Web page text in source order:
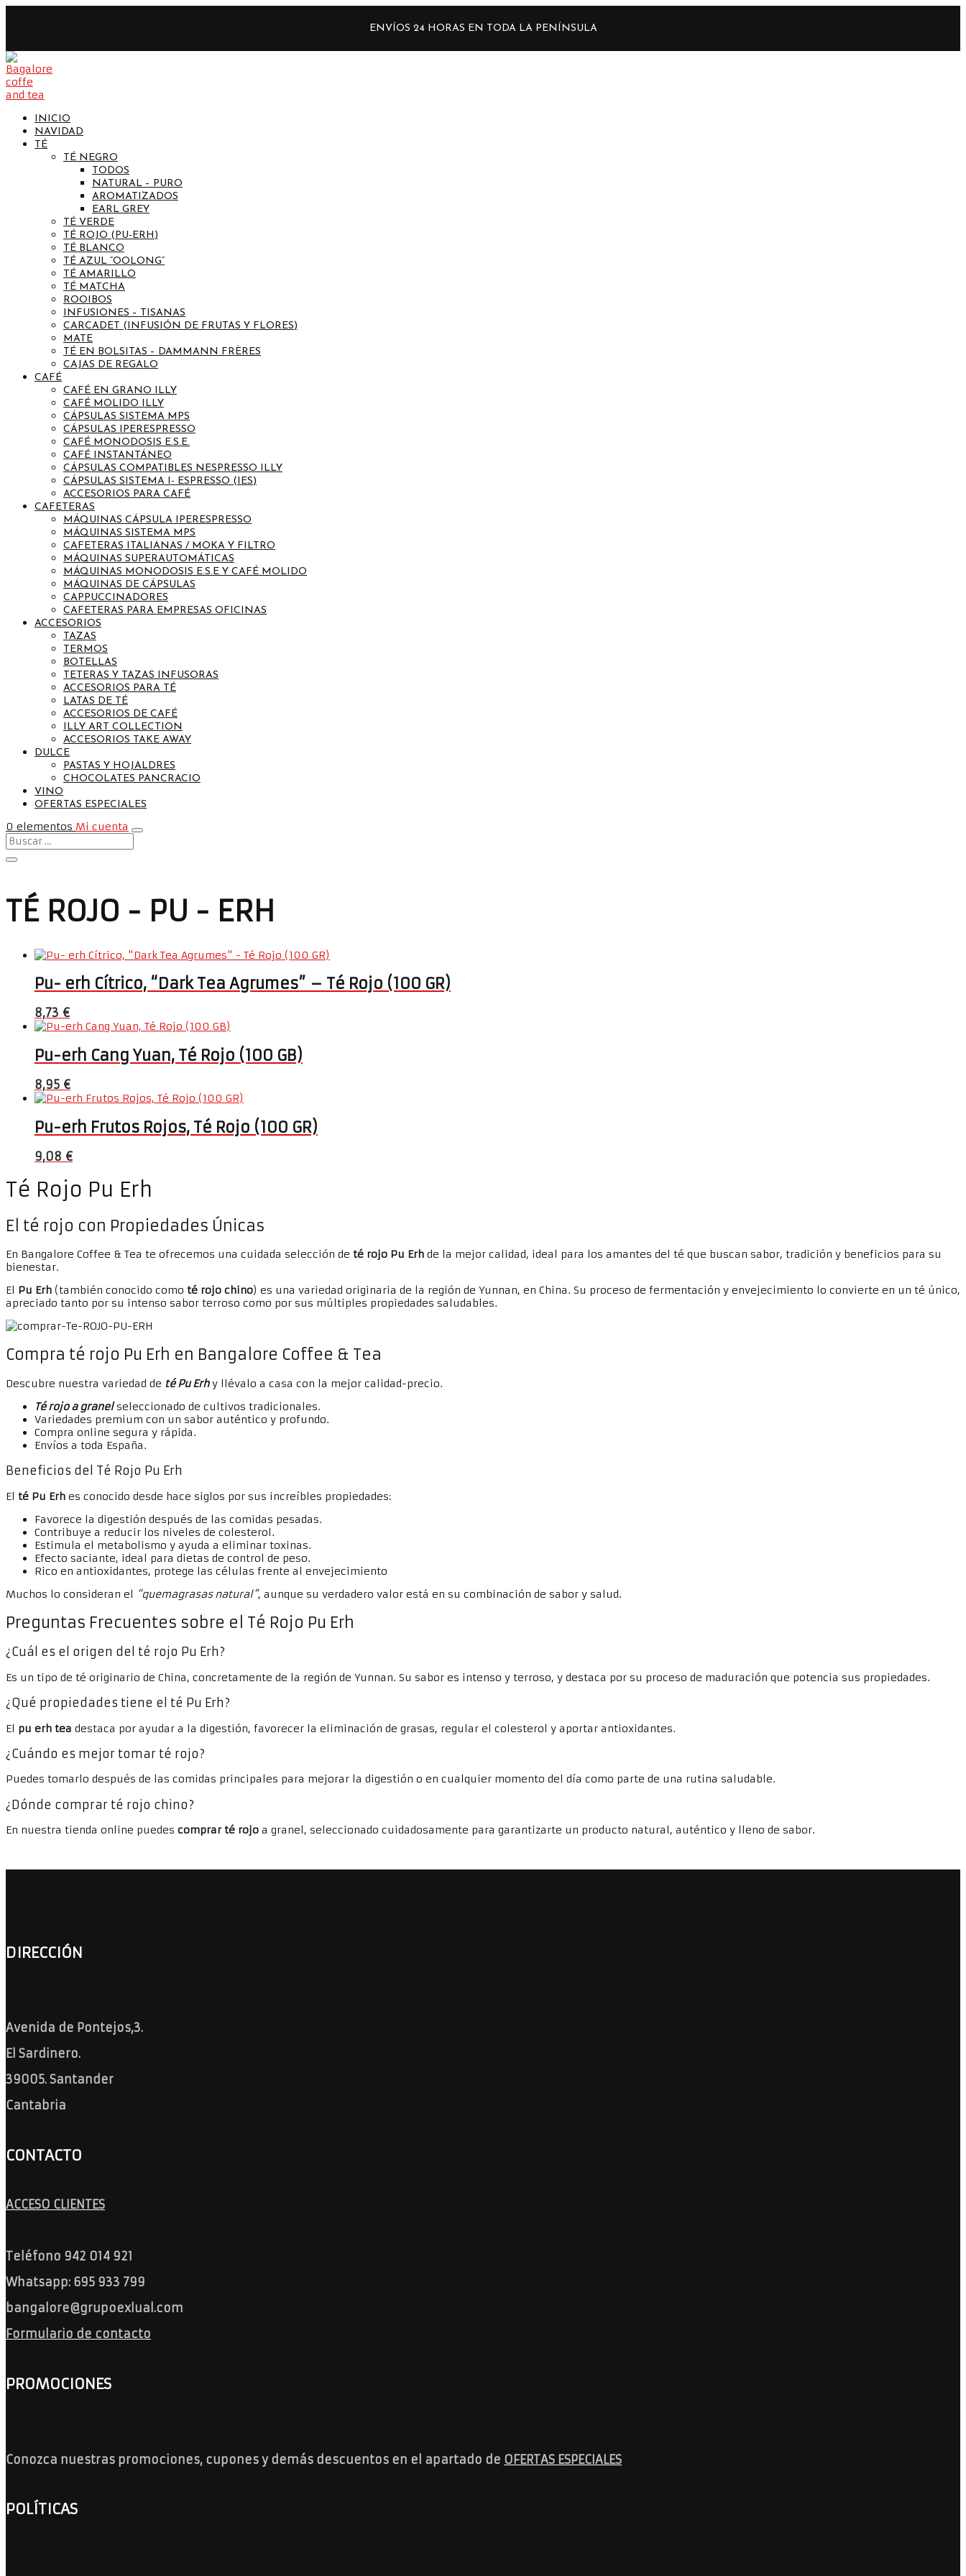
ENVÍOS 24 HORAS EN TODA LA PENÍNSULA
INICIO
NAVIDAD
TÉ
TÉ NEGRO
TODOS
NATURAL – PURO
AROMATIZADOS
EARL GREY
TÉ VERDE
TÉ ROJO (PU-ERH)
TÉ BLANCO
TÉ AZUL “OOLONG”
TÉ AMARILLO
TÉ MATCHA
ROOIBOS
INFUSIONES – TISANAS
CARCADET (INFUSIÓN DE FRUTAS Y FLORES)
MATE
TÉ EN BOLSITAS – DAMMANN FRÈRES
CAJAS DE REGALO
CAFÉ
CAFÉ EN GRANO ILLY
CAFÉ MOLIDO ILLY
CÁPSULAS SISTEMA MPS
CÁPSULAS IPERESPRESSO
CAFÉ MONODOSIS E.S.E.
CAFÉ INSTANTÁNEO
CÁPSULAS COMPATIBLES NESPRESSO ILLY
CÁPSULAS SISTEMA I- ESPRESSO (IES)
ACCESORIOS PARA CAFÉ
CAFETERAS
MÁQUINAS CÁPSULA IPERESPRESSO
MÁQUINAS SISTEMA MPS
CAFETERAS ITALIANAS / MOKA Y FILTRO
MÁQUINAS SUPERAUTOMÁTICAS
MÁQUINAS MONODOSIS E.S.E Y CAFÉ MOLIDO
MÁQUINAS DE CÁPSULAS
CAPPUCCINADORES
CAFETERAS PARA EMPRESAS OFICINAS
ACCESORIOS
TAZAS
TERMOS
BOTELLAS
TETERAS Y TAZAS INFUSORAS
ACCESORIOS PARA TÉ
LATAS DE TÉ
ACCESORIOS DE CAFÉ
ILLY ART COLLECTION
ACCESORIOS TAKE AWAY
DULCE
PASTAS Y HOJALDRES
CHOCOLATES PANCRACIO
VINO
OFERTAS ESPECIALES
0 elementos Mi cuenta
TÉ ROJO - PU - ERH
Pu- erh Cítrico, “Dark Tea Agrumes” – Té Rojo (100 GR)
8,73 €
Pu-erh Cang Yuan, Té Rojo (100 GB)
8,95 €
Pu-erh Frutos Rojos, Té Rojo (100 GR)
9,08 €
Té Rojo Pu Erh
El té rojo con Propiedades Únicas
En Bangalore Coffee & Tea te ofrecemos una cuidada selección de té rojo Pu Erh de la mejor calidad, ideal para los amantes del té que buscan sabor, tradición y beneficios para su
bienestar.
El Pu Erh (también conocido como té rojo chino) es una variedad originaria de la región de Yunnan, en China. Su proceso de fermentación y envejecimiento lo convierte en un té único,
apreciado tanto por su intenso sabor terroso como por sus múltiples propiedades saludables.
Compra té rojo Pu Erh en Bangalore Coffee & Tea
Descubre nuestra variedad de té Pu Erh y llévalo a casa con la mejor calidad-precio.
Té rojo a granel seleccionado de cultivos tradicionales.
Variedades premium con un sabor auténtico y profundo.
Compra online segura y rápida.
Envíos a toda España.
Beneficios del Té Rojo Pu Erh
El té Pu Erh es conocido desde hace siglos por sus increíbles propiedades:
Favorece la digestión después de las comidas pesadas.
Contribuye a reducir los niveles de colesterol.
Estimula el metabolismo y ayuda a eliminar toxinas.
Efecto saciante, ideal para dietas de control de peso.
Rico en antioxidantes, protege las células frente al envejecimiento
Muchos lo consideran el “quemagrasas natural”, aunque su verdadero valor está en su combinación de sabor y salud.
Preguntas Frecuentes sobre el Té Rojo Pu Erh
¿Cuál es el origen del té rojo Pu Erh ?
Es un tipo de té originario de China, concretamente de la región de Yunnan. Su sabor es intenso y terroso, y destaca por su proceso de maduración que potencia sus propiedades.
¿Qué propiedades tiene el té Pu Erh ?
El pu erh tea destaca por ayudar a la digestión, favorecer la eliminación de grasas, regular el colesterol y aportar antioxidantes.
¿Cuándo es mejor tomar té rojo ?
Puedes tomarlo después de las comidas principales para mejorar la digestión o en cualquier momento del día como parte de una rutina saludable.
¿Dónde comprar té rojo chino ?
En nuestra tienda online puedes comprar té rojo a granel, seleccionado cuidadosamente para garantizarte un producto natural, auténtico y lleno de sabor.
DIRECCIÓN
Avenida de Pontejos,3.
El Sardinero.
39005. Santander
Cantabria
CONTACTO
ACCESO CLIENTES
Teléfono 942 014 921
Whatsapp: 695 933 799
bangalore@grupoexlual.com
Formulario de contacto
PROMOCIONES
Conozca nuestras promociones, cupones y demás descuentos en el apartado de OFERTAS ESPECIALES
POLÍTICAS